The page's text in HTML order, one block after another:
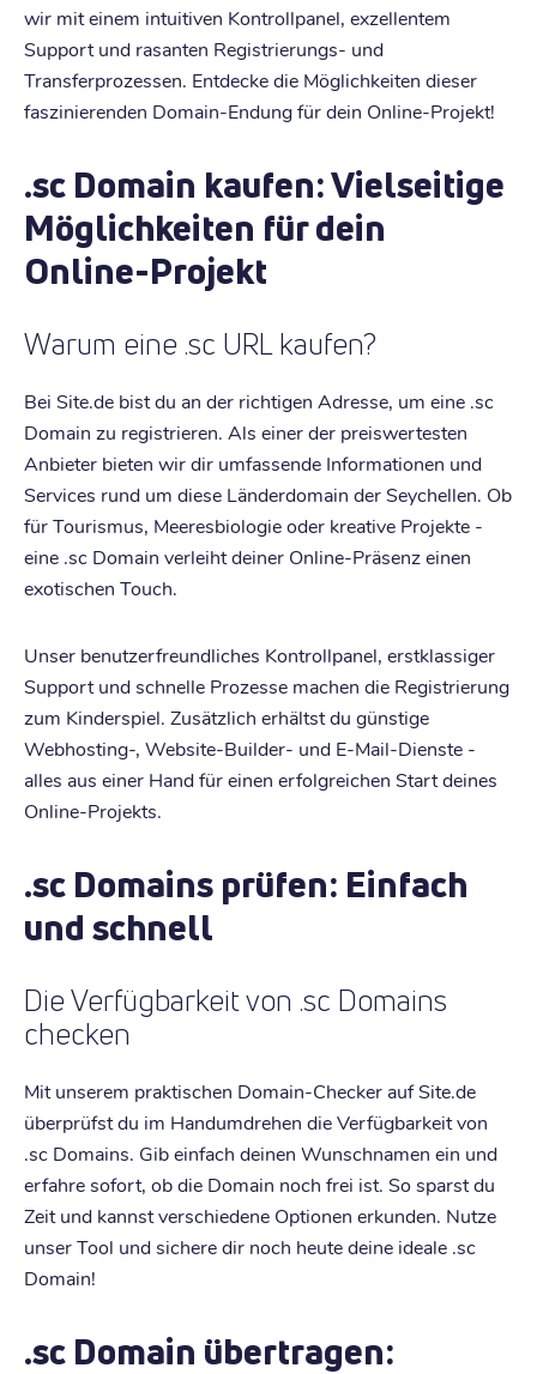
wir mit einem intuitiven Kontrollpanel, exzellentem
Support und rasanten Registrierungs- und
Transferprozessen. Entdecke die Möglichkeiten dieser
faszinierenden Domain-Endung für dein Online-Projekt!
.sc Domain kaufen: Vielseitige
Möglichkeiten für dein
Online-Projekt
Warum eine .sc URL kaufen?
Bei Site.de bist du an der richtigen Adresse, um eine .sc
Domain zu registrieren. Als einer der preiswertesten
Anbieter bieten wir dir umfassende Informationen und
Services rund um diese Länderdomain der Seychellen. Ob
für Tourismus, Meeresbiologie oder kreative Projekte -
eine .sc Domain verleiht deiner Online-Präsenz einen
exotischen Touch.
Unser benutzerfreundliches Kontrollpanel, erstklassiger
Support und schnelle Prozesse machen die Registrierung
zum Kinderspiel. Zusätzlich erhältst du günstige
Webhosting-, Website-Builder- und E-Mail-Dienste -
alles aus einer Hand für einen erfolgreichen Start deines
Online-Projekts.
.sc Domains prüfen: Einfach
und schnell
Die Verfügbarkeit von .sc Domains
checken
Mit unserem praktischen Domain-Checker auf Site.de
überprüfst du im Handumdrehen die Verfügbarkeit von
.sc Domains. Gib einfach deinen Wunschnamen ein und
erfahre sofort, ob die Domain noch frei ist. So sparst du
Zeit und kannst verschiedene Optionen erkunden. Nutze
unser Tool und sichere dir noch heute deine ideale .sc
Domain!
.sc Domain übertragen: